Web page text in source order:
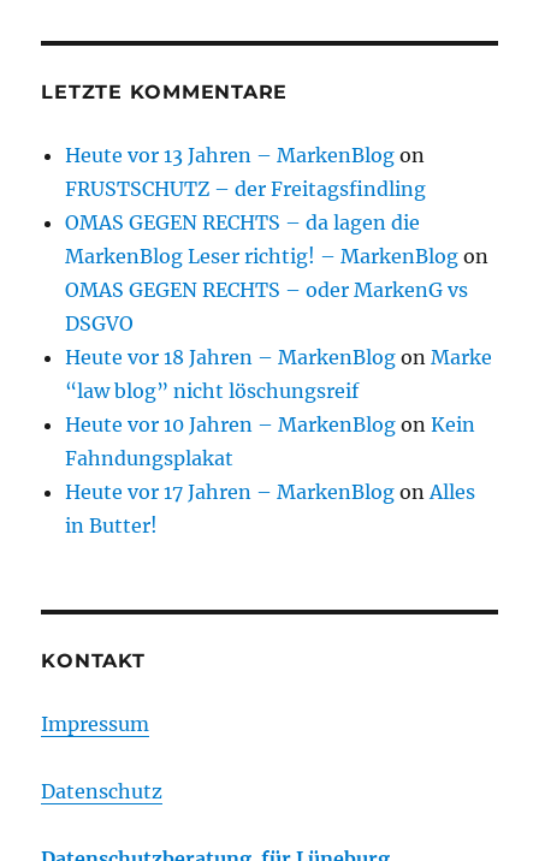
LETZTE KOMMENTARE
Heute vor 13 Jahren – MarkenBlog on
FRUSTSCHUTZ – der Freitagsfindling
OMAS GEGEN RECHTS – da lagen die
MarkenBlog Leser richtig! – MarkenBlog on
OMAS GEGEN RECHTS – oder MarkenG vs
DSGVO
Heute vor 18 Jahren – MarkenBlog onMarke
“law blog” nicht löschungsreif
Heute vor 10 Jahren – MarkenBlog onKein
Fahndungsplakat
Heute vor 17 Jahren – MarkenBlog onAlles
in Butter!
KONTAKT
Impressum
Datenschutz